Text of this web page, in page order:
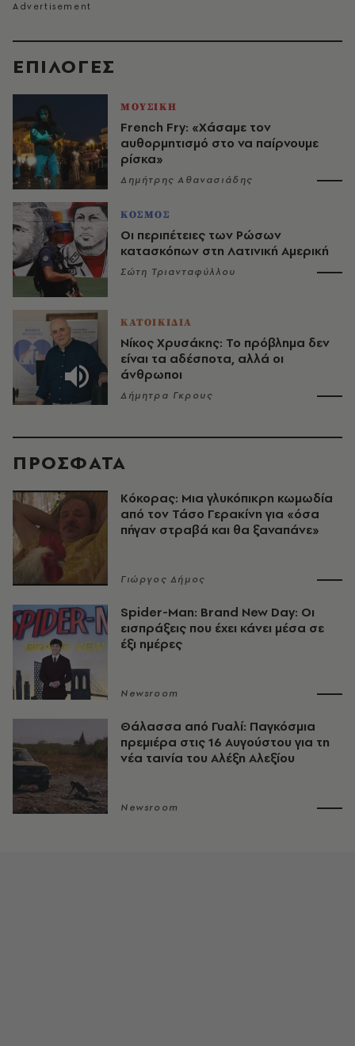
EΠΙΛΟΓΈΣ
ΜΟΥΣΙΚΗ
French Fry: «Χάσαμε τον
αυθορμητισμό στο να παίρνουμε
ρίσκα»
Δημήτρης Αθανασιάδης
ΚΟΣΜΟΣ
Οι περιπέτειες των Ρώσων
κατασκόπων στη Λατινική Αμερική
Σώτη Τριανταφύλλου
ΚΑΤΟΙΚΙΔΙΑ
Νίκος Χρυσάκης: Το πρόβλημα δεν
είναι τα αδέσποτα, αλλά οι
άνθρωποι
Δήμητρα Γκρους
ΠΡΟΣΦΑΤΑ
Κόκορας: Μια γλυκόπικρη κωμωδία
από τον Τάσο Γερακίνη για «όσα
πήγαν στραβά και θα ξαναπάνε»
Γιώργος Δήμος
Spider-Man: Brand New Day: Οι
εισπράξεις που έχει κάνει μέσα σε
έξι ημέρες
Newsroom
Θάλασσα από Γυαλί: Παγκόσμια
πρεμιέρα στις 16 Αυγούστου για τη
νέα ταινία του Αλέξη Αλεξίου
Newsroom